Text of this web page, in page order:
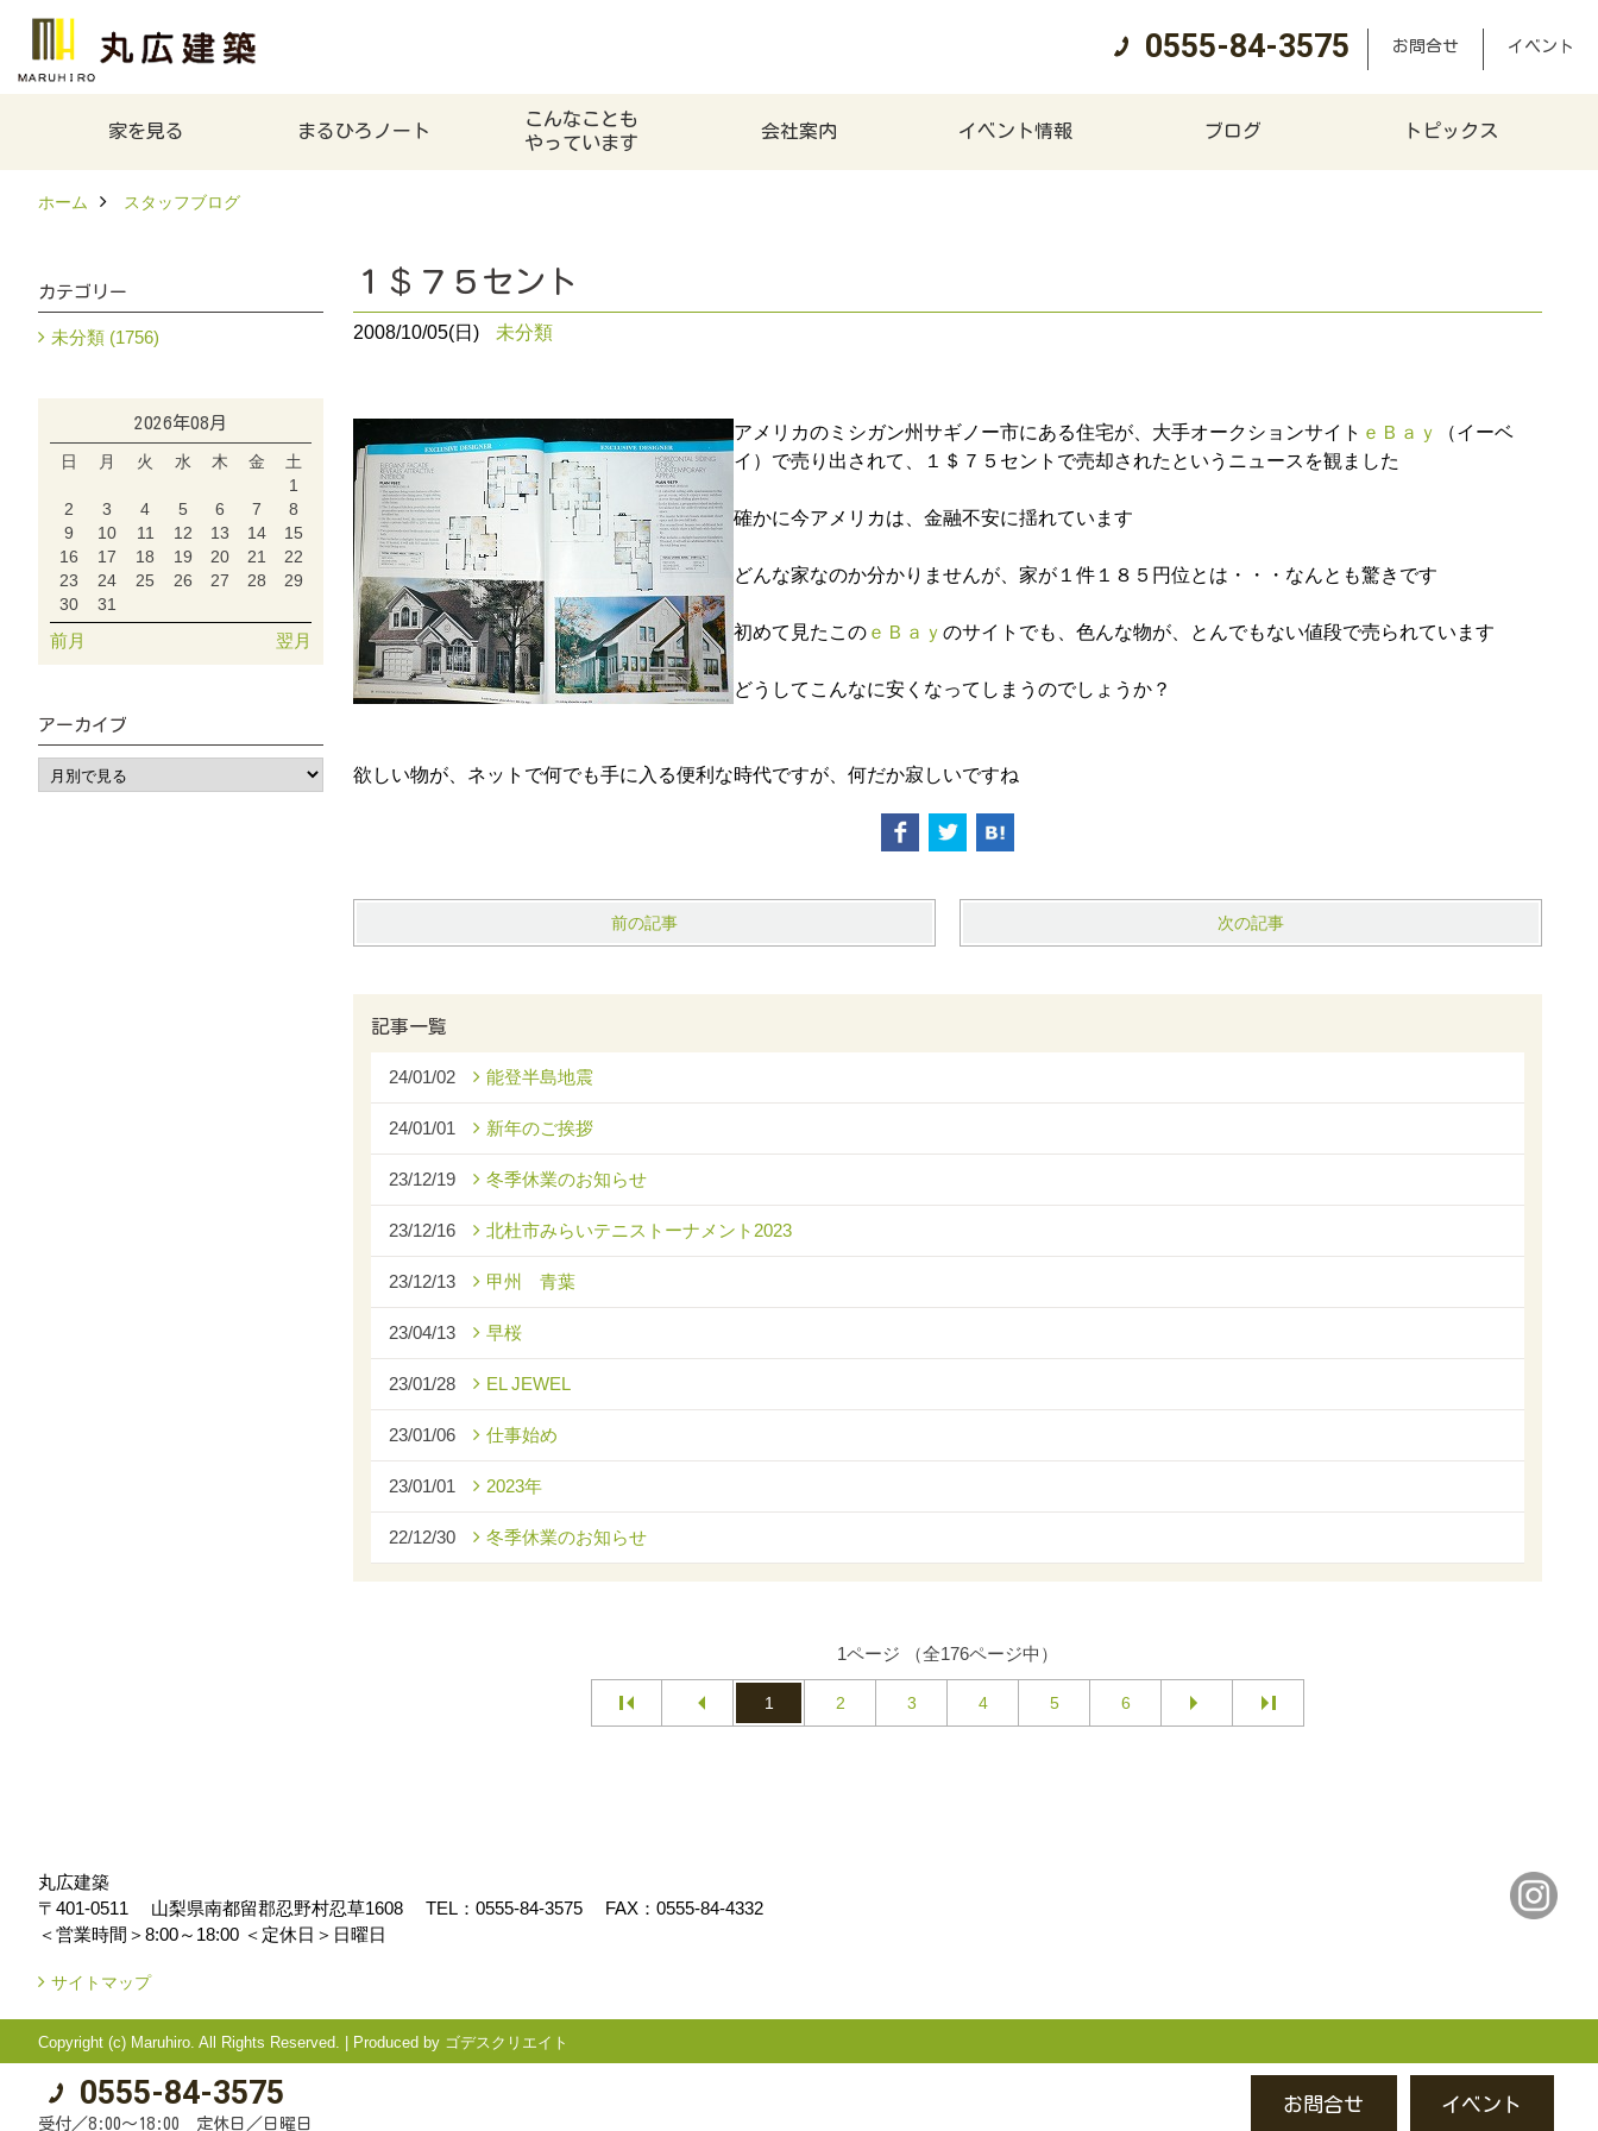
0555-84-3575 お問合せ イベント
家を見る まるひろノート
こんなことも
やっています
会社案内 イベント情報 ブログ トピックス
ホーム スタッフブログ
１＄７５セント
2008/10/05(日) 未分類
アメリカのミシガン州サギノー市にある住宅が、大手オークションサイト ｅＢａｙ
（イーベ
イ）で売り出されて、１＄７５セントで売却されたというニュースを観ました
確かに今アメリカは、金融不安に揺れています
どんな家なのか分かりませんが、家が１件１８５円位とは・・・なんとも驚きです
初めて見たこの ｅＢａｙ のサイトでも、色んな物が、とんでもない値段で売られています
どうしてこんなに安くなってしまうのでしょうか？
欲しい物が、ネットで何でも手に入る便利な時代ですが、何だか寂しいですね
前の記事 次の記事
記事一覧
24/01/02 能登半島地震
24/01/01 新年のご挨拶
23/12/19 冬季休業のお知らせ
23/12/16 北杜市みらいテニストーナメント2023
23/12/13 甲州 青葉
23/04/13 早桜
23/01/28 EL JEWEL
23/01/06 仕事始め
23/01/01 2023年
22/12/30 冬季休業のお知らせ
1ページ （全176ページ中）
1 2 3 4 5 6
カテゴリー
未分類 (1756)
2026年08月
日 月 火 水 木 金
土
1
2
3 4 5 6 7
8
9
10 11 12 13 14
15
16
17 18 19 20 21
22
23
24 25 26 27 28
29
30
31
前月 翌月
アーカイブ
丸広建築
〒401-0511
山梨県南都留郡忍野村忍草1608 TEL： 0555-84-3575
FAX：0555-84-4332
＜営業時間＞8:00～18:00 ＜定休日＞日曜日
サイトマップ
Copyright (c) Maruhiro. All Rights Reserved. Produced by ゴデスクリエイト
0555-84-3575
受付／8:00～18:00 定休日／日曜日
お問合せ イベント